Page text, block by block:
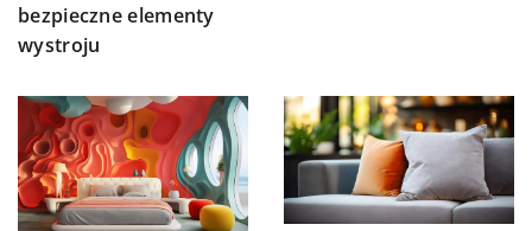
bezpieczne elementy
wystroju